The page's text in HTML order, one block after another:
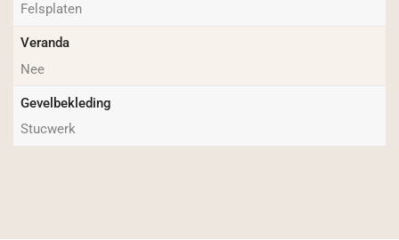
Felsplaten
Veranda
Nee
Gevelbekleding
Stucwerk